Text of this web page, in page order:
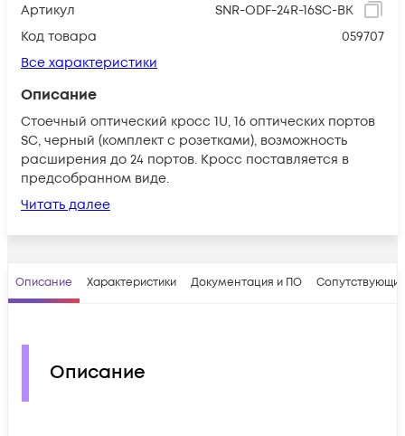
Артикул
SNR-ODF-24R-16SC-BK
Код товара
059707
Все характеристики
Описание
Стоечный оптический кросс 1U, 16 оптических портов
SC, черный (комплект с розетками), возможность
расширения до 24 портов. Кросс поставляется в
предсобранном виде.
Читать далее
Описание Характеристики Документация и ПО
Описание